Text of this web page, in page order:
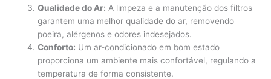
Qualidade do Ar: A limpeza e a manutenção dos filtros
garantem uma melhor qualidade do ar, removendo
poeira, alérgenos e odores indesejados.
Conforto: Um ar-condicionado em bom estado
proporciona um ambiente mais confortável, regulando a
temperatura de forma consistente.